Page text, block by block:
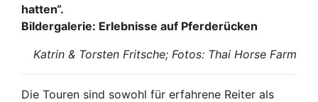
hatten“.
Bildergalerie: Erlebnisse auf Pferderücken
Katrin & Torsten Fritsche; Fotos: Thai Horse Farm
Die Touren sind sowohl für erfahrene Reiter als